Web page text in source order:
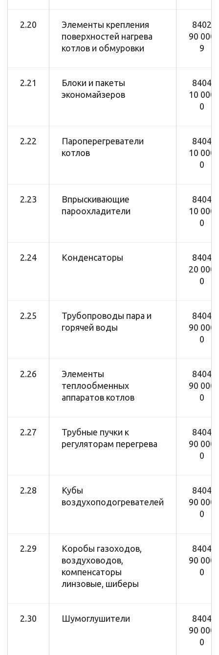
2.20
Элементы крепления
поверхностей нагрева
котлов и обмуровки
8402
90 000
9
2.21
Блоки и пакеты
экономайзеров
8404
10 000
0
2.22
Пароперегреватели
котлов
8404
10 000
0
2.23
Впрыскивающие
пароохладители
8404
10 000
0
2.24 Конденсаторы
8404
20 000
0
2.25
Трубопроводы пара и
горячей воды
8404
90 000
0
2.26
Элементы
теплообменных
аппаратов котлов
8404
90 000
0
2.27
Трубные пучки к
регуляторам перегрева
8404
90 000
0
2.28
Кубы
воздухоподогревателей
8404
90 000
0
2.29
Коробы газоходов,
воздуховодов,
компенсаторы
линзовые, шиберы
8404
90 000
0
2.30 Шумоглушители
8404
90 000
0